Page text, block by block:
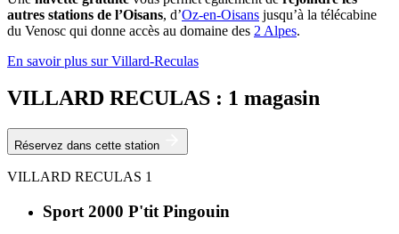
autres stations de l’Oisans, d’Oz-en-Oisans jusqu’à la télécabine
du Venosc qui donne accès au domaine des 2 Alpes.
En savoir plus sur Villard-Reculas
VILLARD RECULAS : 1 magasin
Réservez dans cette station
VILLARD RECULAS 1
Sport 2000 P'tit Pingouin